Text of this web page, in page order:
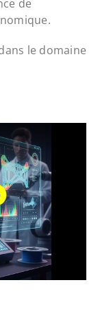
de
le domaine